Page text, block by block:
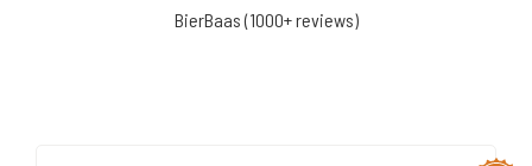
BierBaas (1000+ reviews)